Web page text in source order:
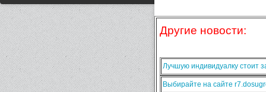
Другие новости:
Лучшую индивидуалку стоит
Выбирайте на сайте